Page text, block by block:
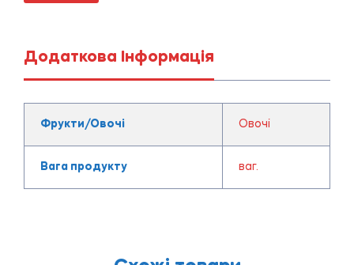
Додаткова Інформація
Фрукти/Овочі Овочі
Вага продукту ваг.